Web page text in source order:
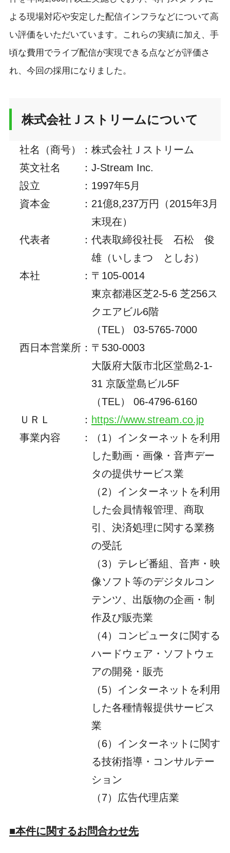
よる現場対応や安定した配信インフラなどについて高
い評価をいただいています。これらの実績に加え、手
頃な費用でライブ配信が実現できる点などが評価さ
れ、今回の採用になりました。
株式会社Ｊストリームについて
社名（商号） ： 株式会社Ｊストリーム
英文社名
： J-Stream Inc.
設立
： 1997年5月
資本金
： 21億8,237万円（2015年3月
末現在）
代表者
： 代表取締役社長 石松 俊
雄（いしまつ としお）
本社
： 〒105-0014
東京都港区芝2-5-6 芝256ス
クエアビル6階
（TEL） 03-5765-7000
西日本営業所： 〒530-0003
大阪府大阪市北区堂島2-1-
31 京阪堂島ビル5F
（TEL） 06-4796-6160
ＵＲＬ
： https://www.stream.co.jp
事業内容
：
（1）インターネットを利用
した動画・画像・音声デー
タの提供サービス業
（2）インターネットを利用
した会員情報管理、商取
引、決済処理に関する業務
の受託
（3）テレビ番組、音声・映
像ソフト等のデジタルコン
テンツ、出版物の企画・制
作及び販売業
（4）コンピュータに関する
ハードウェア・ソフトウェ
アの開発・販売
（5）インターネットを利用
した各種情報提供サービス
業
（6）インターネットに関す
る技術指導・コンサルテー
ション
（7）広告代理店業
■本件に関するお問合わせ先